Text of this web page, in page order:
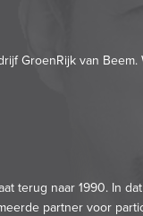
GroenRijk van Beem.
terug naar 1990. In
partner voor